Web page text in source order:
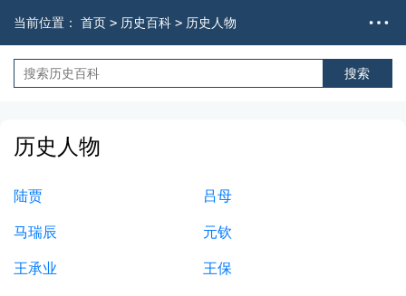
当前位置： 首页 > 历史百科 > 历史人物
历史人物
陆贾 吕母
马瑞辰 元钦
王承业 王保